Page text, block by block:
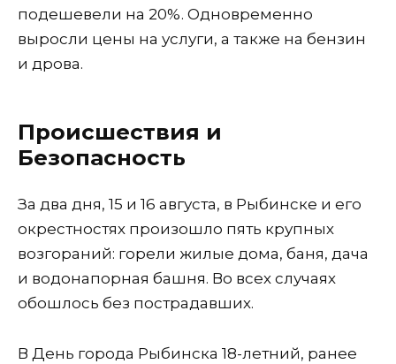
подешевели на 20%. Одновременно
выросли цены на услуги, а также на бензин
и дрова.
Происшествия и
Безопасность
За два дня, 15 и 16 августа, в Рыбинске и его
окрестностях произошло пять крупных
возгораний: горели жилые дома, баня, дача
и водонапорная башня. Во всех случаях
обошлось без пострадавших.
В День города Рыбинска 18-летний, ранее